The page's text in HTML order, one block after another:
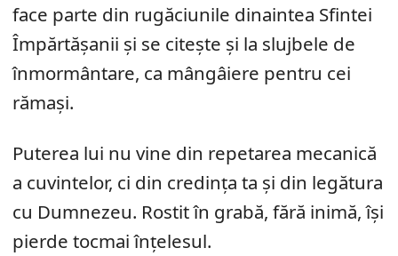
face parte din rugăciunile dinaintea Sfintei
Împărtășanii și se citește și la slujbele de
înmormântare, ca mângâiere pentru cei
rămași.
Puterea lui nu vine din repetarea mecanică
a cuvintelor, ci din credința ta și din legătura
cu Dumnezeu. Rostit în grabă, fără inimă, își
pierde tocmai înțelesul.